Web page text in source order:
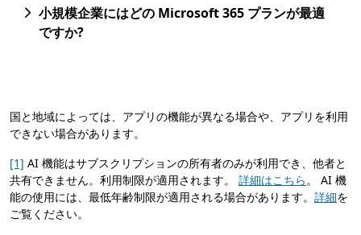
小規模企業にはどの Microsoft 365 プランが最適
ですか?
国と地域によっては、アプリの機能が異なる場合や、アプリを利用
できない場合があります。
[1] AI 機能はサブスクリプションの所有者のみが利用でき、他者と
共有できません。利用制限が適用されます。 詳細はこちら。 AI 機
能の使用には、最低年齢制限が適用される場合があります。 詳細を
ご覧ください。